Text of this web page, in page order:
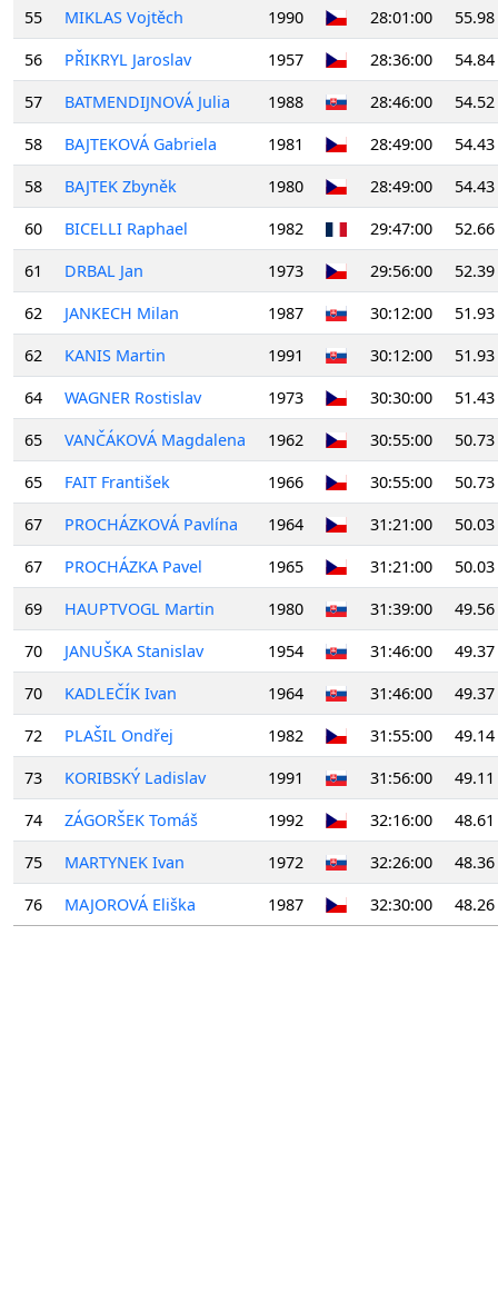
55
MIKLAS Vojtěch 1990 28:01:00
55.98
56
PŘIKRYL Jaroslav 1957 28:36:00
54.84
57
BATMENDIJNOVÁ Julia 1988 28:46:00
54.52
58
BAJTEKOVÁ Gabriela 1981 28:49:00
54.43
58
BAJTEK Zbyněk 1980 28:49:00
54.43
60
BICELLI Raphael 1982 29:47:00
52.66
61
DRBAL Jan 1973 29:56:00
52.39
62
JANKECH Milan 1987 30:12:00
51.93
62
KANIS Martin 1991 30:12:00
51.93
64
WAGNER Rostislav 1973 30:30:00
51.43
65
VANČÁKOVÁ Magdalena 1962 30:55:00
50.73
65
FAIT František 1966 30:55:00
50.73
67
PROCHÁZKOVÁ Pavlína 1964 31:21:00
50.03
67
PROCHÁZKA Pavel 1965 31:21:00
50.03
69
HAUPTVOGL Martin 1980 31:39:00
49.56
70
JANUŠKA Stanislav 1954 31:46:00
49.37
70
KADLEČÍK Ivan 1964 31:46:00
49.37
72
PLAŠIL Ondřej 1982 31:55:00
49.14
73
KORIBSKÝ Ladislav 1991 31:56:00
49.11
74
ZÁGORŠEK Tomáš 1992 32:16:00
48.61
75
MARTYNEK Ivan 1972 32:26:00
48.36
76
MAJOROVÁ Eliška 1987 32:30:00 48.26